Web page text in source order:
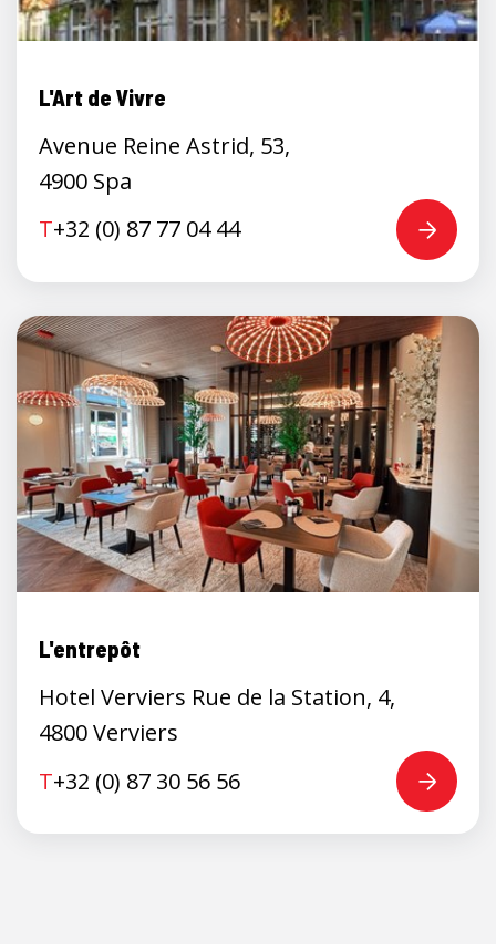
L'Art de Vivre
Avenue Reine Astrid, 53,
4900 Spa
T+32 (0) 87 77 04 44
L'entrepôt
Hotel Verviers Rue de la Station, 4,
4800 Verviers
T+32 (0) 87 30 56 56